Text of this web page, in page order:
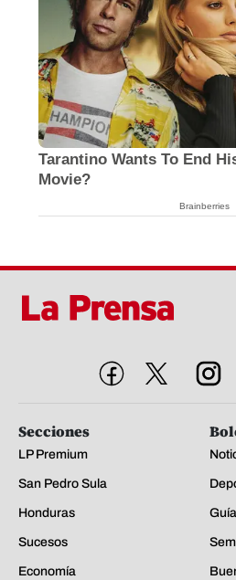
Tarantino Wants To End
Movie?
Brainberries
Secciones
LP Premium
San Pedro Sula
Honduras
Sucesos
Economía